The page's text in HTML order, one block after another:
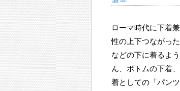
ローマ時代に下着
性の上下つながっ
などの下に着るよ
ん、ボトムの下着
着としての「パン